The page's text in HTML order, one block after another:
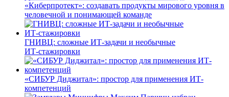
«Киберпротект»: создавать продукты мирового уровня в
человечной и понимающей команде
ГНИВЦ: сложные ИТ‑задачи и необычные
ИТ‑стажировки
«СИБУР Диджитал»: простор для применения ИТ-
компетенций